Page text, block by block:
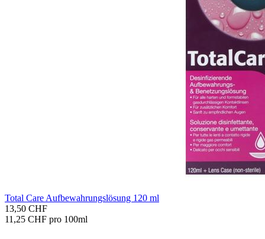
Total Care Auf­be­wah­rungs­lö­sung 120 ml
13,50 CHF
11,25 CHF pro 100ml